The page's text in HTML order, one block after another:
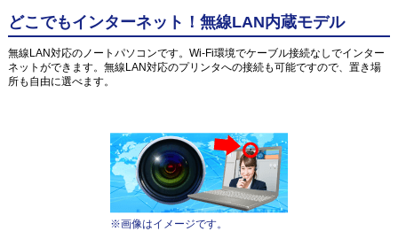
どこでもインターネット！無線LAN内蔵モデル
無線LAN対応のノートパソコンです。Wi-Fi環境でケーブル接続なしでインター
ネットができます。無線LAN対応のプリンタへの接続も可能ですので、置き場
所も自由に選べます。
※画像はイメージです。